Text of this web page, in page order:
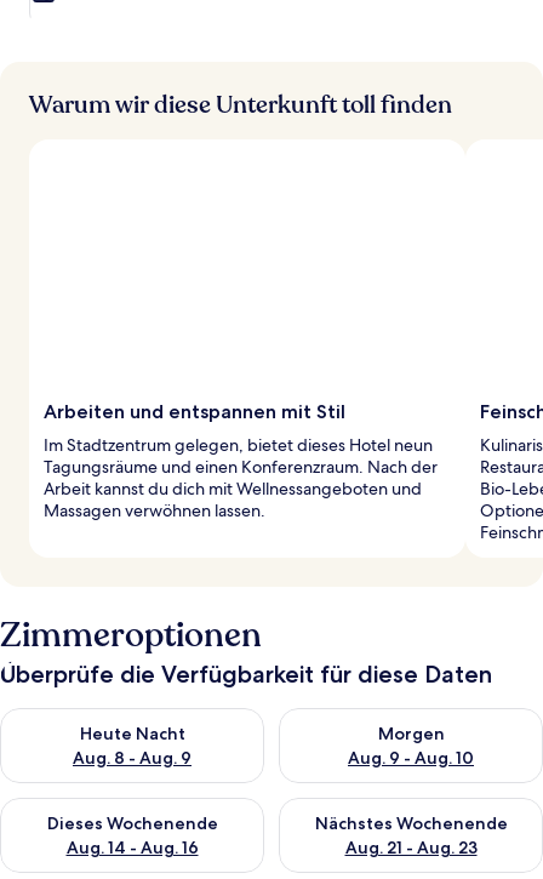
Warum wir diese Unterkunft toll finden
Arbeiten und entspannen mit Stil
Im Stadtzentrum gelegen, bietet dieses Hotel neun
Tagungsräume und einen Konferenzraum. Nach der
Arbeit kannst du dich mit Wellnessangeboten und
Massagen verwöhnen lassen.
Bio-
Zimmeroptionen
Überprüfe die Verfügbarkeit für diese Daten
Heute Nacht
Aug. 8 - Aug. 9
Überprüfe die Verfügbarkeit für heute Nacht, Aug. 8 - Aug. 9.
Morgen
Aug. 9 - Aug. 10
Überprüfe die Verfügbarkeit
Dieses Wochenende
Aug. 14 - Aug. 16
Überprüfe die Verfügbarkeit für dieses Wochenende, Aug. 14
Nächstes Wochenende
Aug. 21 - Aug. 23
Überprüfe die Verfügbarkeit